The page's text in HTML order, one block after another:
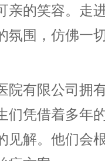
亲的笑容。走
氛围，仿佛一
有限公司拥
们凭借着多年
见解。他们会